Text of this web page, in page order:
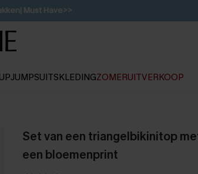
Must Have>>
korting>>
SW15
JUMPSUITSKLEDINGZOMERUITVERKOOP
Set van een triangelbikinitop
een bloemenprint